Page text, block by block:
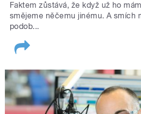
Faktem zůstává, že když už ho
smějeme něčemu jinému. A smích
podob...